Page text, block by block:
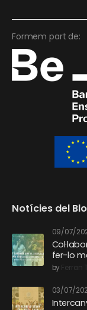
Formem part de:
Notícies del
09/07/
fer-lo
byFerran
03/07/